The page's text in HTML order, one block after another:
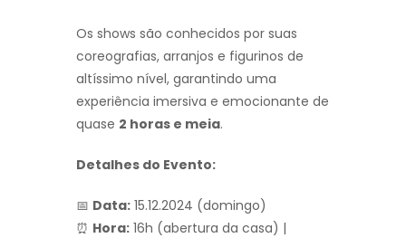
Os shows são conhecidos por suas
coreografias, arranjos e figurinos de
altíssimo nível, garantindo uma
experiência imersiva e emocionante de
quase 2 horas e meia.
Detalhes do Evento:
📅 Data: 15.12.2024 (domingo)
⏰ Hora: 16h (abertura da casa) |